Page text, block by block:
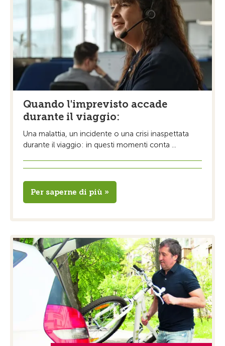
Quando l'imprevisto accade
durante il viaggio:
Una malattia, un incidente o una crisi inaspettata
durante il viaggio: in questi momenti conta ...
Per saperne di più »